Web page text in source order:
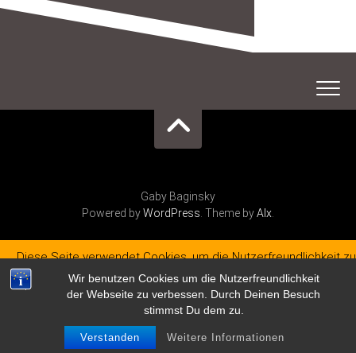
Wir benutzen Cookies um die Nutzerfreundlichkeit
der Webseite zu verbessen. Durch Deinen Besuch
stimmst Du dem zu.
Verstanden Weitere Informationen
Gaby Baginsky
Powered byWordPress . Theme byAlx
Diese Seite verwendet Cookies, um die Nutzerfreundlichkeit zu
verbessern. Mit der weiteren Verwendung stimmst du dem zu.
Verstanden
Datenschutzerklärung